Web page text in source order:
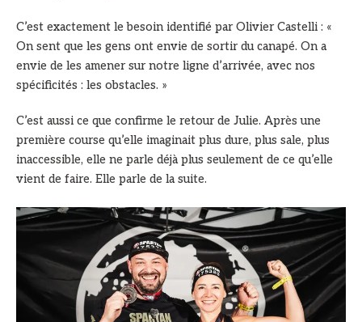
C’est exactement le besoin identifié par Olivier Castelli : «
On sent que les gens ont envie de sortir du canapé. On a
envie de les amener sur notre ligne d’arrivée, avec nos
spécificités : les obstacles. »
C’est aussi ce que confirme le retour de Julie. Après une
première course qu’elle imaginait plus dure, plus sale, plus
inaccessible, elle ne parle déjà plus seulement de ce qu’elle
vient de faire. Elle parle de la suite.